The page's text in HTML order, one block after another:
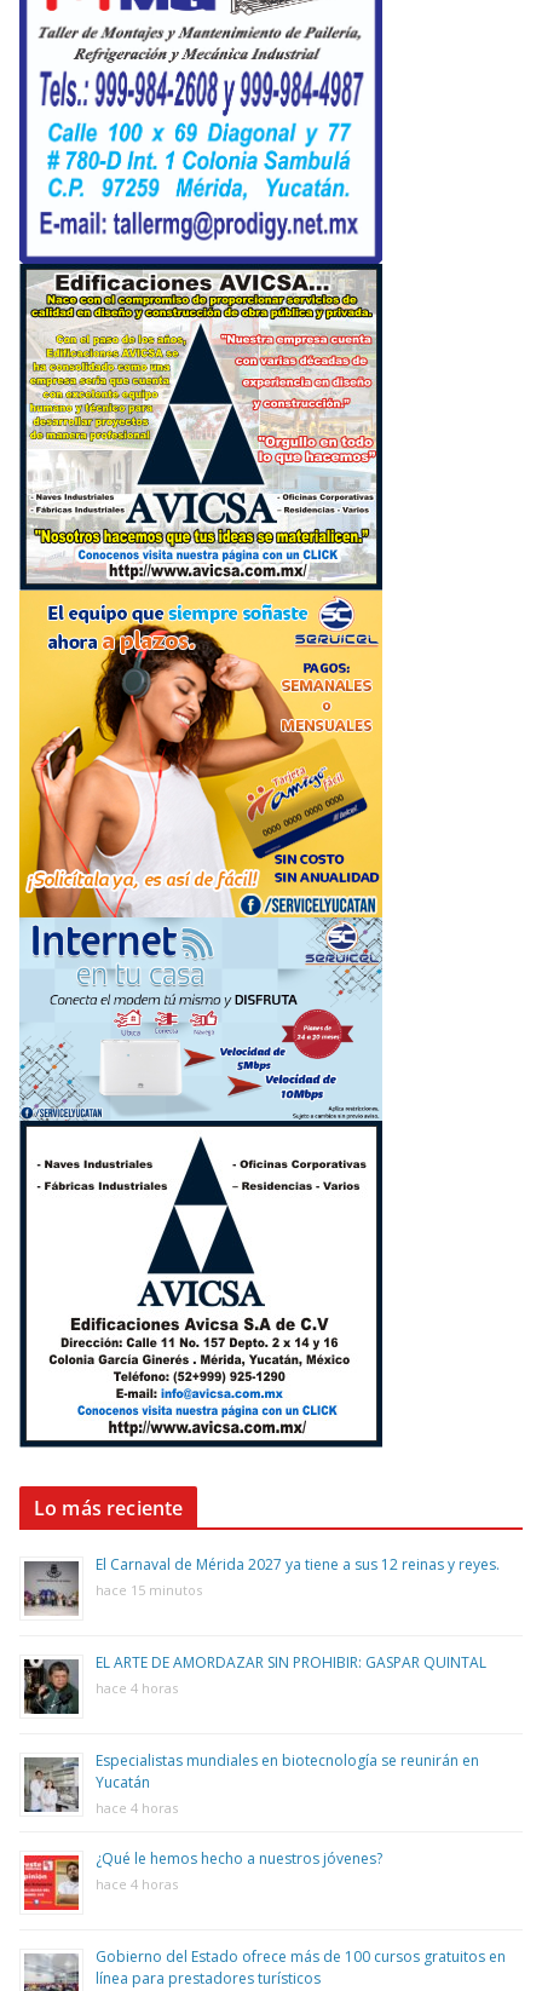
Lo más reciente
El Carnaval de Mérida 2027 ya tiene a sus 12 reinas y reyes.
hace 15 minutos
EL ARTE DE AMORDAZAR SIN PROHIBIR: GASPAR QUINTAL
hace 4 horas
Especialistas mundiales en biotecnología se reunirán en
Yucatán
hace 4 horas
¿Qué le hemos hecho a nuestros jóvenes?
hace 4 horas
Gobierno del Estado ofrece más de 100 cursos gratuitos en
línea para prestadores turísticos